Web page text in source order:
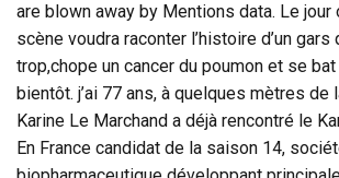
are blown away by Mentions data. Le jour
scène voudra raconter l’histoire d’un gars
trop,chope un cancer du poumon et se bat
bientôt. j’ai 77 ans, à quelques mètres de
Karine Le Marchand a déjà rencontré le
En France candidat de la saison 14,